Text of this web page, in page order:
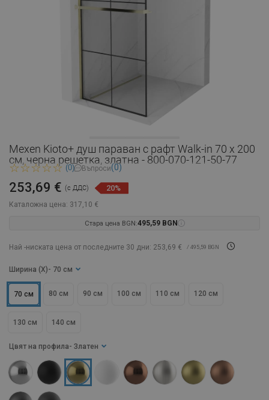
Mexen Kioto+ душ параван с рафт Walk-in 70 x 200
см, черна решетка, златна - 800-070-121-50-77
(0) Въпроси(0)
Каталожна цена: 317,10 €
253,69 € (с ДДС) 20%
Стара цена BGN:495,59 BGN
Най -ниската цена от последните 30 дни: 253,69 € / 495,59 BGN
Цвят на профила - Златен
Ширина (X) - 70 см
70 см 80 см 90 см 100 см 110 см 120 см
130 см 140 см